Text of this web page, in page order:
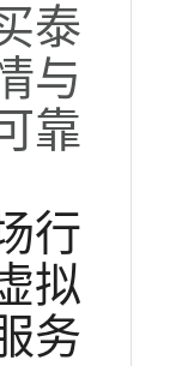
泰
与
靠
行
拟
务